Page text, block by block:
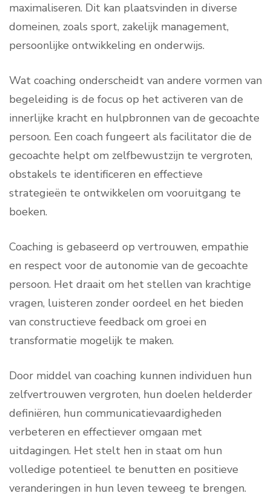
maximaliseren. Dit kan plaatsvinden in diverse
domeinen, zoals sport, zakelijk management,
persoonlijke ontwikkeling en onderwijs.
Wat coaching onderscheidt van andere vormen van
begeleiding is de focus op het activeren van de
innerlijke kracht en hulpbronnen van de gecoachte
persoon. Een coach fungeert als facilitator die de
gecoachte helpt om zelfbewustzijn te vergroten,
obstakels te identificeren en effectieve
strategieën te ontwikkelen om vooruitgang te
boeken.
Coaching is gebaseerd op vertrouwen, empathie
en respect voor de autonomie van de gecoachte
persoon. Het draait om het stellen van krachtige
vragen, luisteren zonder oordeel en het bieden
van constructieve feedback om groei en
transformatie mogelijk te maken.
Door middel van coaching kunnen individuen hun
zelfvertrouwen vergroten, hun doelen helderder
definiëren, hun communicatievaardigheden
verbeteren en effectiever omgaan met
uitdagingen. Het stelt hen in staat om hun
volledige potentieel te benutten en positieve
veranderingen in hun leven teweeg te brengen.